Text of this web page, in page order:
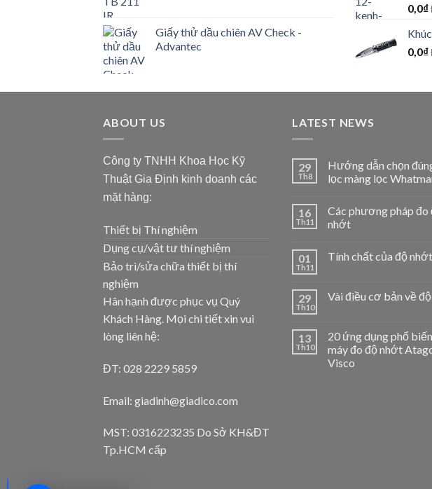
Giấy thử dầu chiên AV Check -
Advantec
0,0₫
0,0₫
ABOUT US
Công ty TNHH Khoa Học Kỹ
Thuật Gia Định kinh doanh các
mặt hàng:
Thiết bị Thí nghiệm
Dụng cụ/vật tư thí nghiệm
Bảo trì/sửa chữa thiết bị thí
nghiệm
Hân hạnh được phục vụ Quý
Khách Hàng. Mọi chi tiết xin vui
lòng liên hệ:
ĐT: 028 2229 5859
Email: giadinh@giadico.com
MST: 0316223235 Do Sở KH&ĐT
Tp.HCM cấp
LATEST NEWS
29
Th8
Hướng dẫn chọn
lọc màng lọc
16
Th11
Các phương pháp đo
nhớt
01
Th11
Tính chất của độ nhớt
29
Th10
Vài điều cơ bản về
13
Th10
20 ứng dụng phổ
máy đo độ nhớt
Visco